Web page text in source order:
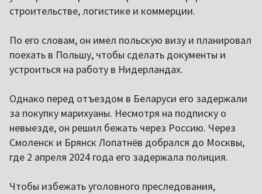
строительстве, логистике и коммерции.
По его словам, он имел польскую визу и планировал
поехать в Польшу, чтобы сделать документы и
устроиться на работу в Нидерландах.
Однако перед отъездом в Беларуси его задержали
за покупку марихуаны. Несмотря на подписку о
невыезде, он решил бежать через Россию. Через
Смоленск и Брянск Лопатнёв добрался до Москвы,
где 2 апреля 2024 года его задержала полиция.
Чтобы избежать уголовного преследования,